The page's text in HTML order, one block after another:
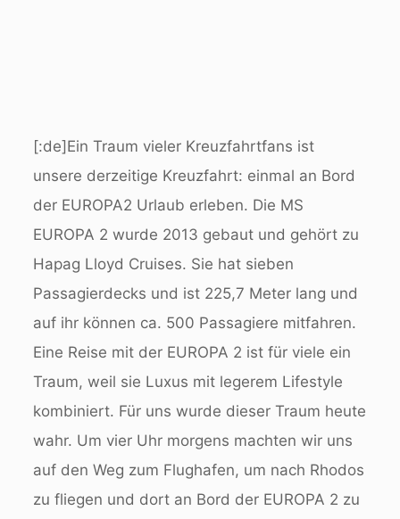
[:de]Ein Traum vieler Kreuzfahrtfans ist
unsere derzeitige Kreuzfahrt: einmal an Bord
der EUROPA2 Urlaub erleben. Die MS
EUROPA 2 wurde 2013 gebaut und gehört zu
Hapag Lloyd Cruises. Sie hat sieben
Passagierdecks und ist 225,7 Meter lang und
auf ihr können ca. 500 Passagiere mitfahren.
Eine Reise mit der EUROPA 2 ist für viele ein
Traum, weil sie Luxus mit legerem Lifestyle
kombiniert. Für uns wurde dieser Traum heute
wahr. Um vier Uhr morgens machten wir uns
auf den Weg zum Flughafen, um nach Rhodos
zu fliegen und dort an Bord der EUROPA 2 zu